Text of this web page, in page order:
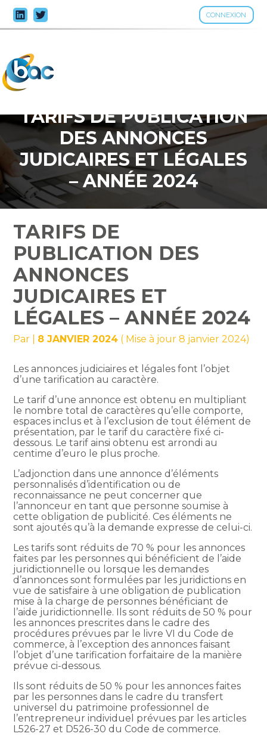
CONNEXION
Aller
au
TARIFS DE PUBLICATION
DES ANNONCES
JUDICAIRES ET LÉGALES
– ANNÉE 2024
TARIFS DE
PUBLICATION DES
ANNONCES
JUDICAIRES ET
LÉGALES – ANNÉE 2024
Par 8 JANVIER 2024 ( Mise à jour 8 janvier 2024)
Les annonces judiciaires et légales font l’objet
d’une tarification au caractère.
Le tarif d’une annonce est obtenu en multipliant
le nombre total de caractères qu’elle comporte,
espaces inclus et à l’exclusion de tout élément de
présentation, par le tarif du caractère fixé ci-
dessous. Le tarif ainsi obtenu est arrondi au
centime d’euro le plus proche.
L’adjonction dans une annonce d’éléments
personnalisés d’identification ou de
reconnaissance ne peut concerner que
l’annonceur en tant que personne soumise à
cette obligation de publicité. Ces éléments ne
sont ajoutés qu’à la demande expresse de celui-ci.
Les tarifs sont réduits de 70 % pour les annonces
faites par les personnes qui bénéficient de l’aide
juridictionnelle ou lorsque les demandes
d’annonces sont formulées par les juridictions en
vue de satisfaire à une obligation de publication
mise à la charge de personnes bénéficiant de
l’aide juridictionnelle. Ils sont réduits de 50 % pour
les annonces prescrites dans le cadre des
procédures prévues par le livre VI du Code de
commerce, à l’exception des annonces faisant
l’objet d’une tarification forfaitaire de la manière
prévue ci-dessous.
Ils sont réduits de 50 % pour les annonces faites
par les personnes dans le cadre du transfert
universel du patrimoine professionnel de
l’entrepreneur individuel prévues par les articles
L526-27 et D526-30 du Code de commerce.